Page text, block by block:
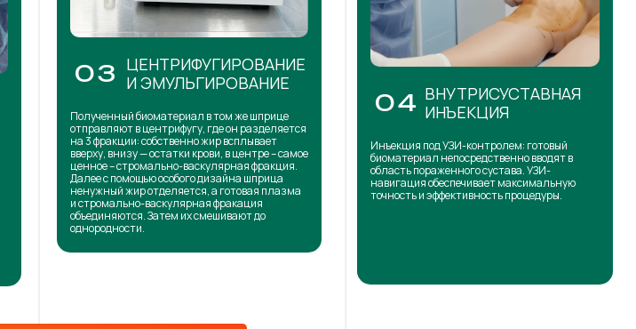
03 ЦЕНТРИФУГИРОВАНИЕ
И ЭМУЛЬГИРОВАНИЕ
Полученный биоматериал в том же шприце
отправляют в центрифугу, где он разделяется
на 3 фракции: собственно жир всплывает
вверху, внизу — остатки крови, в центре – самое
ценное – стромально-васкулярная фракция.
Далее с помощью особого дизайна шприца
ненужный жир отделяется, а готовая плазма
и стромально-васкулярная фракация
объединяются. Затем их смешивают до
однородности.
04 ВНУТРИСУСТАВНАЯ
ИНЪЕКЦИЯ
Инъекция под УЗИ-контролем: готовый
биоматериал непосредственно вводят в
область пораженного сустава. УЗИ-
навигация обеспечивает максимальную
точность и эффективность процедуры.